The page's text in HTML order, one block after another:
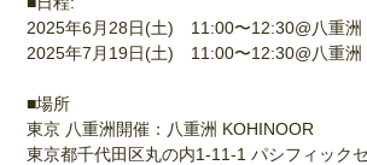
2025年6月28日(土) 11:00〜12:30@八重洲
2025年7月19日(土) 11:00〜12:30@八重洲
■場所
東京 八重洲開催：八重洲 KOHINOOR
東京都千代田区丸の内1-11-1 パシフィック